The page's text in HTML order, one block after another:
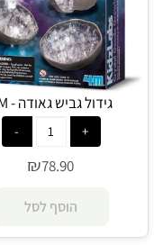
גידול גביש גאודה - 4M
₪78.90
הוסף לסל